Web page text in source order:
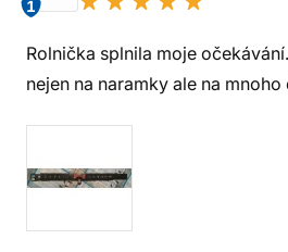
1
Rolnička splnila moje
nejen na naramky ale na mnoho